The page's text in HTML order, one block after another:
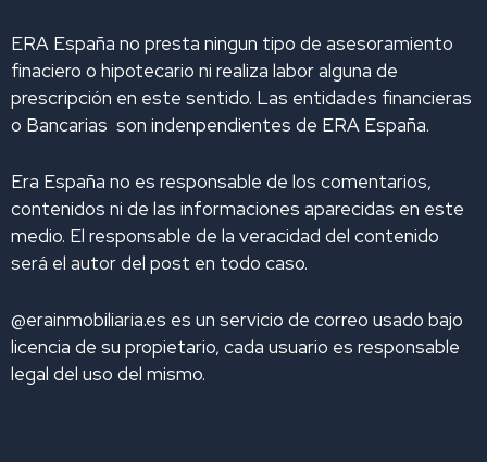
ERA España no presta ningun tipo de asesoramiento
finaciero o hipotecario ni realiza labor alguna de
prescripción en este sentido. Las entidades financieras
o Bancarias son indenpendientes de ERA España.
Era España no es responsable de los comentarios,
contenidos ni de las informaciones aparecidas en este
medio. El responsable de la veracidad del contenido
será el autor del post en todo caso.
@erainmobiliaria.es es un servicio de correo usado bajo
licencia de su propietario, cada usuario es responsable
legal del uso del mismo.